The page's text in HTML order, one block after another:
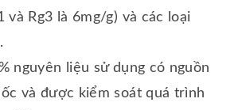
và Rg3 là 6mg/g) và các loại
nguyên liệu sử dụng có nguồn
và được kiểm soát quá trình